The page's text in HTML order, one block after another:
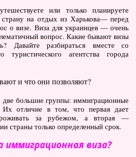
или только планируете
на отдых из Харькова— перед
о визе. Виза для украинцев — очень
вопрос. Какие бывают визы
Давайте разбираться вместе со
туристического агентства города
и что они позволяют?
две большие группы: иммиграционные
Их отличие в том, что первая дает
за рубежом, а вторая —
страны только определенный срок.
иммиграционная виза?